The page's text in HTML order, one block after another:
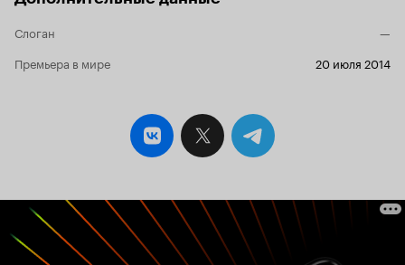
сериале «Лотерея» наш привычный
за выживание. Да, наступил 2025 год,
выглядит весьма доступно. Не нужно ничего
домысливать, очень ловко создатели сериала
описывают всю мировую картину, рисуют
вполне естественную социально-
ресурсов, глава которого фактически стал
главой национальной безопасности, и
появление всемирного альянса рождаемости,
и то, что жизнь людей, несмотря на близкий и
Слоган
—
Премьера в мире
20 июля 2014